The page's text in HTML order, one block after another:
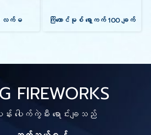
လက်မ ကြဲကောင်မုစ် ရော့ကက် 100 ချက်
FIREWORKS
န်း ပေါက်ကွဲမီး ရောင်းချသည်